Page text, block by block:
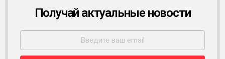
С
Ы
Получай актуальные новости